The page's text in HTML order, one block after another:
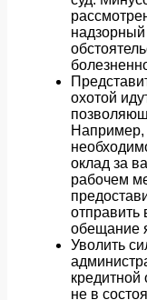
надзорный
охотой
Например,
оклад за
рабочем
отправить
обещание
Уволить
кредитной
не в